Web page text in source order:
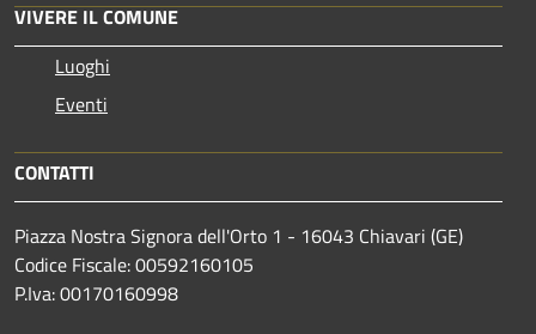
VIVERE IL COMUNE
Luoghi
Eventi
CONTATTI
Piazza Nostra Signora dell'Orto 1 - 16043 Chiavari (GE)
Codice Fiscale: 00592160105
P.Iva: 00170160998